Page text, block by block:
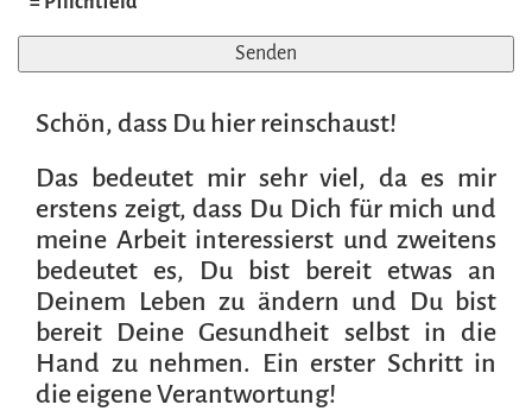
Schön, dass Du hier reinschaust!
Das bedeutet mir sehr viel, da es mir
erstens zeigt, dass Du Dich für mich und
meine Arbeit interessierst und zweitens
bedeutet es, Du bist bereit etwas an
Deinem Leben zu ändern und Du bist
bereit Deine Gesundheit selbst in die
Hand zu nehmen. Ein erster Schritt in
die eigene Verantwortung!